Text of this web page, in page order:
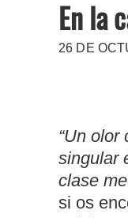
En la
26 DE
“Un olor
singular
clase
si os